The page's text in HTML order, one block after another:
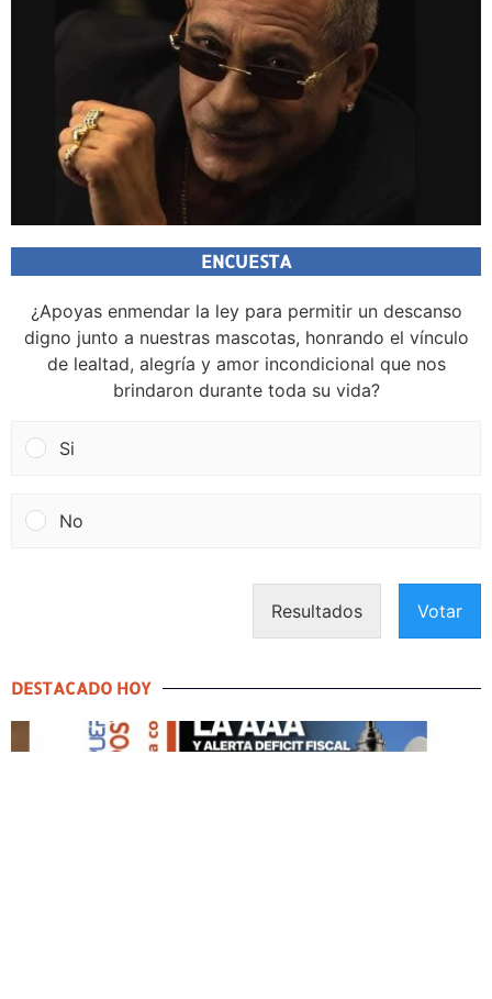
ENCUESTA
¿Apoyas enmendar la ley para permitir un descanso
digno junto a nuestras mascotas, honrando el vínculo
de lealtad, alegría y amor incondicional que nos
brindaron durante toda su vida?
Si
No
Resultados Votar
DESTACADO HOY